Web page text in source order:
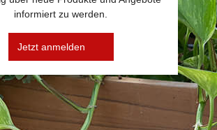
informiert zu werden.
Jetzt anmelden